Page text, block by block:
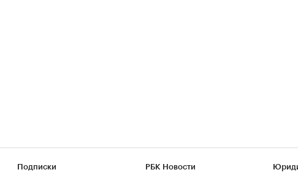
Подписки РБК Новости